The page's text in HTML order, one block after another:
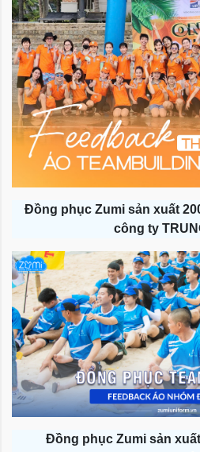
Đồng phục Zumi sản xuất
công ty
Đồng phục Zumi sản